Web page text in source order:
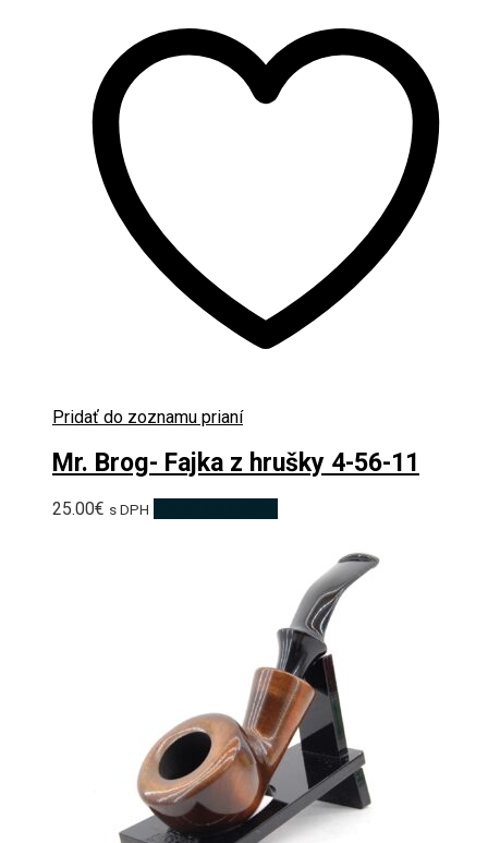
Pridať do zoznamu prianí
Mr. Brog- Fajka z hrušky 4-56-11
25.00€ s DPH